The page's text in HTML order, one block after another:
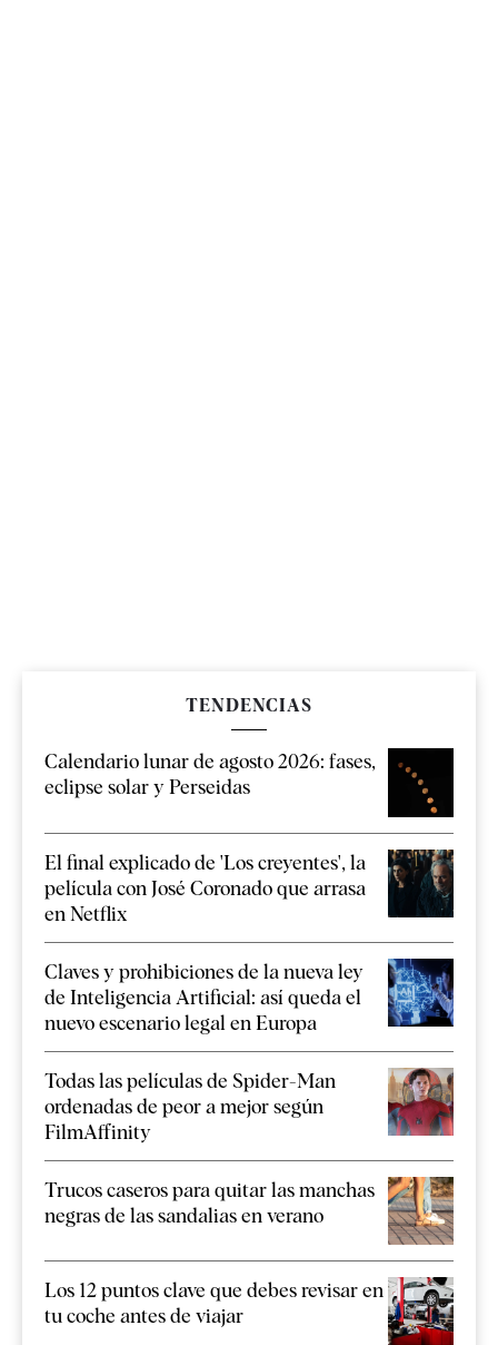
TENDENCIAS
Calendario lunar de agosto 2026: fases,
eclipse solar y Perseidas
El final explicado de 'Los creyentes', la
película con José Coronado que arrasa
en Netflix
Claves y prohibiciones de la nueva ley
de Inteligencia Artificial: así queda el
nuevo escenario legal en Europa
Todas las películas de Spider-Man
ordenadas de peor a mejor según
FilmAffinity
Trucos caseros para quitar las manchas
negras de las sandalias en verano
Los 12 puntos clave que debes revisar en
tu coche antes de viajar